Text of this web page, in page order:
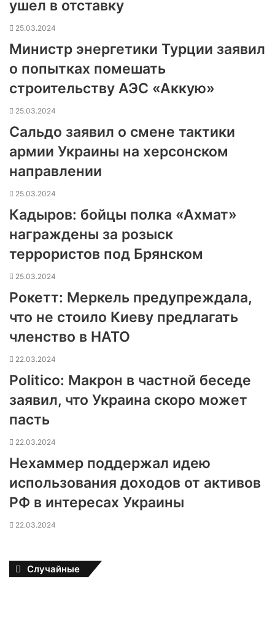
ушел в отставку
25.03.2024
Министр энергетики Турции заявил
о попытках помешать
строительству АЭС «Аккую»
25.03.2024
Сальдо заявил о смене тактики
армии Украины на херсонском
направлении
25.03.2024
Кадыров: бойцы полка «Ахмат»
награждены за розыск
террористов под Брянском
25.03.2024
Рокетт: Меркель предупреждала,
что не стоило Киеву предлагать
членство в НАТО
22.03.2024
Politico: Макрон в частной беседе
заявил, что Украина скоро может
пасть
22.03.2024
Нехаммер поддержал идею
использования доходов от активов
РФ в интересах Украины
22.03.2024
Случайные